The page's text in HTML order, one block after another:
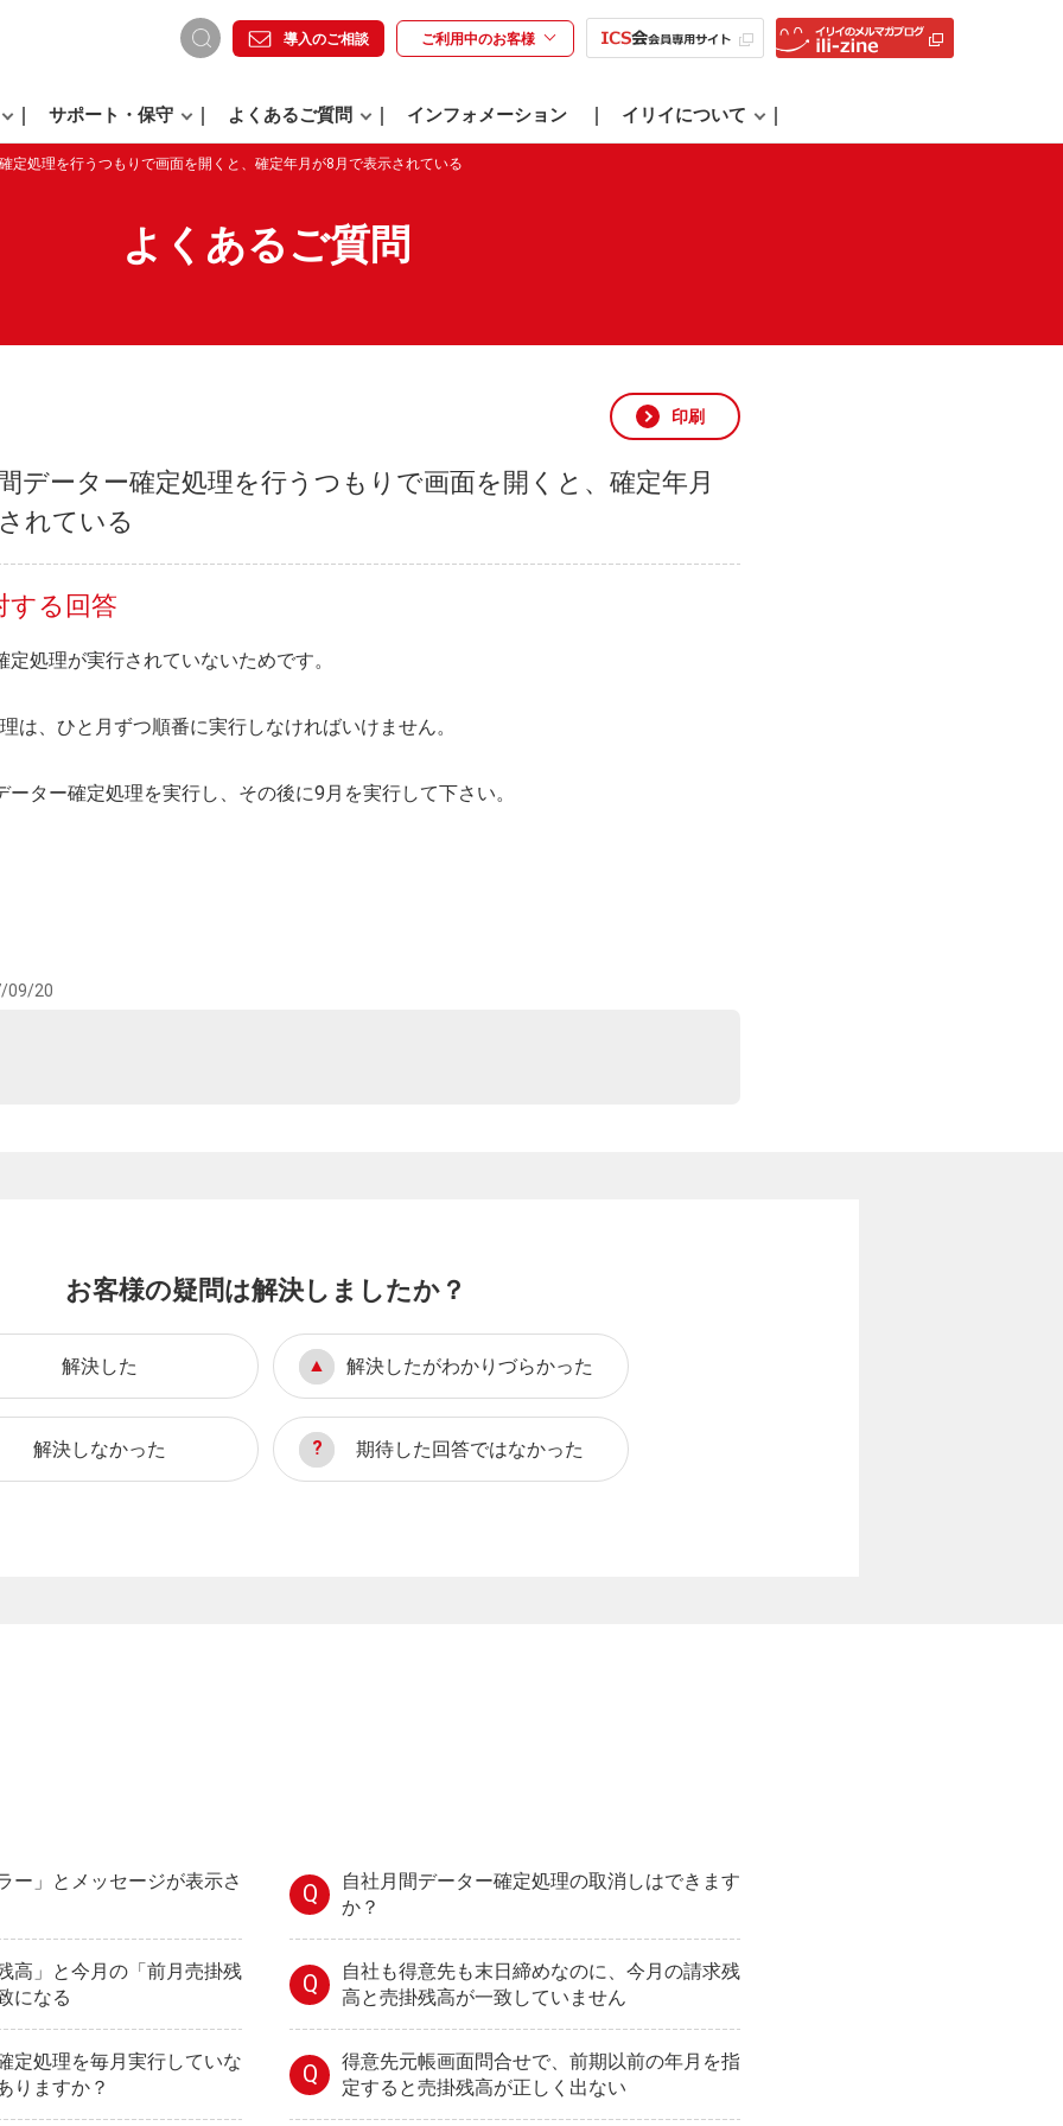
導入のご相談 ご利用中のお客様
サポート・保守 よくあるご質問 インフォメーション イリイについて
定処理を行うつもりで画面を開くと、確定年月が8月で表示されている
よくあるご質問
印刷
データー確定処理を行うつもりで画面を開くと、確定年月
れている
する回答
処理が実行されていないためです。
は、ひと月ずつ順番に実行しなければいけません。
ター確定処理を実行し、その後に9月を実行して下さい。
09/20
お客様の疑問は解決しましたか？
解決した 解決したがわかりづらかった
解決しなかった 期待した回答ではなかった
」とメッセージが表示さ Q
自社月間データー確定処理の取消しはできます
か？
高」と今月の「前月売掛残
になる
Q
自社も得意先も末日締めなのに、今月の請求残
高と売掛残高が一致していません
定処理を毎月実行していな
りますか？
Q
得意先元帳画面問合せで、前期以前の年月を指
定すると売掛残高が正しく出ない